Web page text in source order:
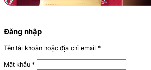
Đăng nhập
Tên tài khoản hoặc địa chỉ email *
Mật khẩu *